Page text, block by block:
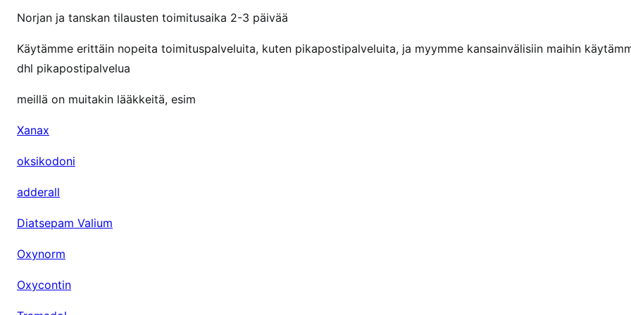
Norjan ja tanskan tilausten toimitusaika 2-3 päivää
Käytämme erittäin nopeita toimituspalveluita, kuten pikapostipalveluita, ja myymme kansainvälisiin maihin
dhl pikapostipalvelua
meillä on muitakin lääkkeitä, esim
Xanax
oksikodoni
adderall
Diatsepam Valium
Oxynorm
Oxycontin